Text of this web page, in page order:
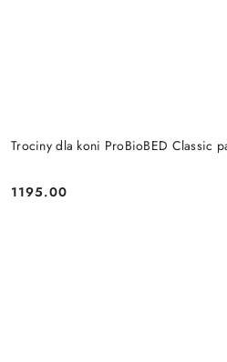
Trociny dla koni ProBioBED Classic
Cena:
1195.00